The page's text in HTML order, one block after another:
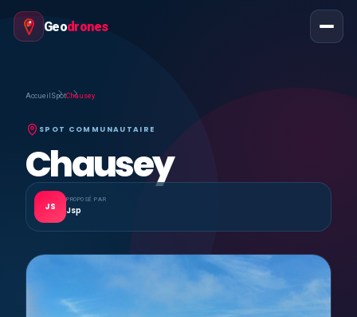
Geodrones
Accueil SpotChausey
SPOT COMMUNAUTAIRE
Chausey
JS
PROPOSÉ PAR
Jsp